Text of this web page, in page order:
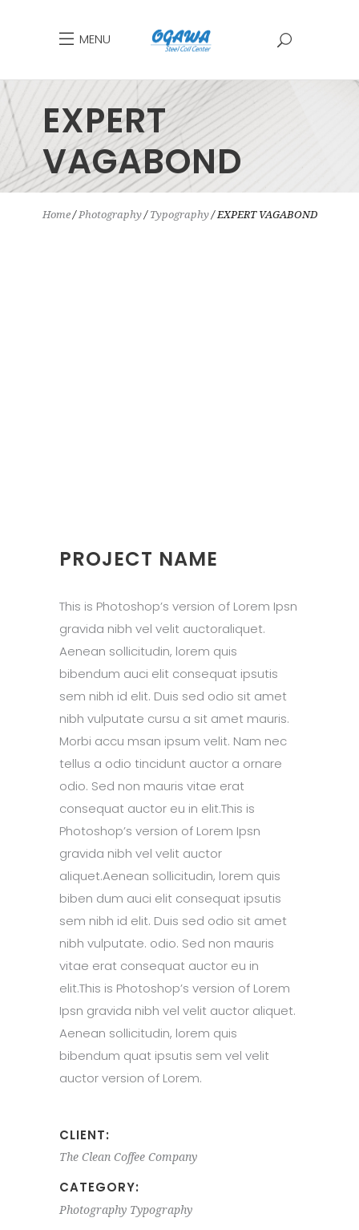
MENU
EXPERT
VAGABOND
Home Photography Typography EXPERT VAGABOND
PROJECT NAME
This is Photoshop’s version of Lorem Ipsn
gravida nibh vel velit auctoraliquet.
Aenean sollicitudin, lorem quis
bibendum auci elit consequat ipsutis
sem nibh id elit. Duis sed odio sit amet
nibh vulputate cursu a sit amet mauris.
Morbi accu msan ipsum velit. Nam nec
tellus a odio tincidunt auctor a ornare
odio. Sed non mauris vitae erat
consequat auctor eu in elit.This is
Photoshop’s version of Lorem Ipsn
gravida nibh vel velit auctor
aliquet.Aenean sollicitudin, lorem quis
biben dum auci elit consequat ipsutis
sem nibh id elit. Duis sed odio sit amet
nibh vulputate. odio. Sed non mauris
vitae erat consequat auctor eu in
elit.This is Photoshop’s version of Lorem
Ipsn gravida nibh vel velit auctor aliquet.
Aenean sollicitudin, lorem quis
bibendum quat ipsutis sem vel velit
auctor version of Lorem.
CLIENT:
The Clean Coffee Company
CATEGORY:
Photography Typography